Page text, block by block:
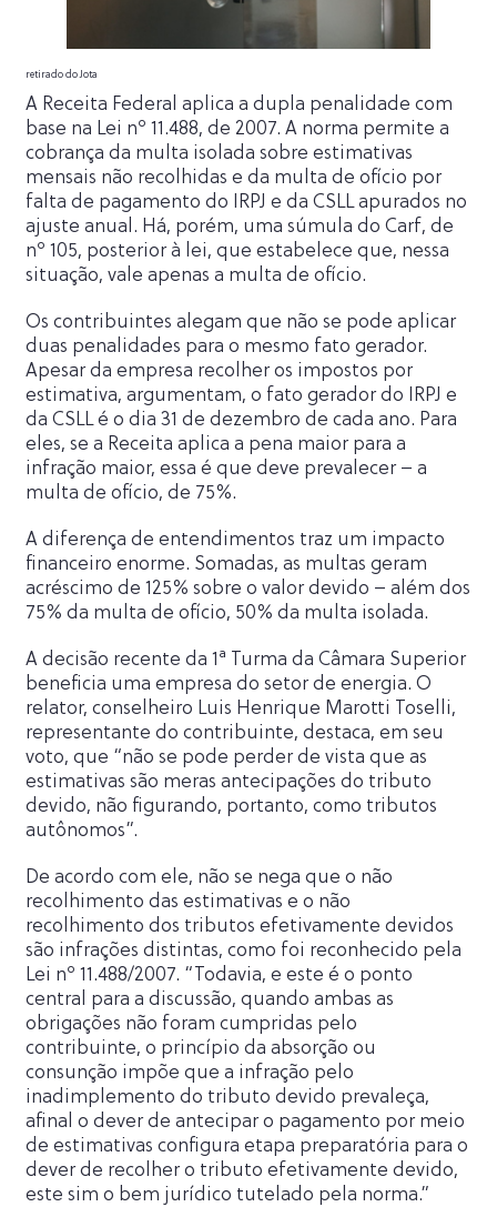
retirado do Jota
A Receita Federal aplica a dupla penalidade com
base na Lei nº 11.488, de 2007. A norma permite a
cobrança da multa isolada sobre estimativas
mensais não recolhidas e da multa de ofício por
falta de pagamento do IRPJ e da CSLL apurados no
ajuste anual. Há, porém, uma súmula do Carf, de
nº 105, posterior à lei, que estabelece que, nessa
situação, vale apenas a multa de ofício.
Os contribuintes alegam que não se pode aplicar
duas penalidades para o mesmo fato gerador.
Apesar da empresa recolher os impostos por
estimativa, argumentam, o fato gerador do IRPJ e
da CSLL é o dia 31 de dezembro de cada ano. Para
eles, se a Receita aplica a pena maior para a
infração maior, essa é que deve prevalecer – a
multa de ofício, de 75%.
A diferença de entendimentos traz um impacto
financeiro enorme. Somadas, as multas geram
acréscimo de 125% sobre o valor devido – além dos
75% da multa de ofício, 50% da multa isolada.
A decisão recente da 1ª Turma da Câmara Superior
beneficia uma empresa do setor de energia. O
relator, conselheiro Luis Henrique Marotti Toselli,
representante do contribuinte, destaca, em seu
voto, que “não se pode perder de vista que as
estimativas são meras antecipações do tributo
devido, não figurando, portanto, como tributos
autônomos”.
De acordo com ele, não se nega que o não
recolhimento das estimativas e o não
recolhimento dos tributos efetivamente devidos
são infrações distintas, como foi reconhecido pela
Lei nº 11.488/2007. “Todavia, e este é o ponto
central para a discussão, quando ambas as
obrigações não foram cumpridas pelo
contribuinte, o princípio da absorção ou
consunção impõe que a infração pelo
inadimplemento do tributo devido prevaleça,
afinal o dever de antecipar o pagamento por meio
de estimativas configura etapa preparatória para o
dever de recolher o tributo efetivamente devido,
este sim o bem jurídico tutelado pela norma.”